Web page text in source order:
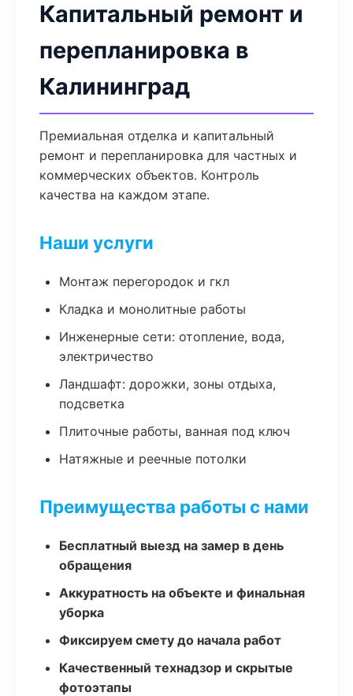
Капитальный ремонт и
перепланировка в
Калининград
Премиальная отделка и капитальный
ремонт и перепланировка для частных и
коммерческих объектов. Контроль
качества на каждом этапе.
Наши услуги
Монтаж перегородок и гкл
Кладка и монолитные работы
Инженерные сети: отопление, вода,
электричество
Ландшафт: дорожки, зоны отдыха,
подсветка
Плиточные работы, ванная под ключ
Натяжные и реечные потолки
Преимущества работы с нами
Бесплатный выезд на замер в день
обращения
Аккуратность на объекте и финальная
уборка
Фиксируем смету до начала работ
Качественный технадзор и скрытые
фотоэтапы